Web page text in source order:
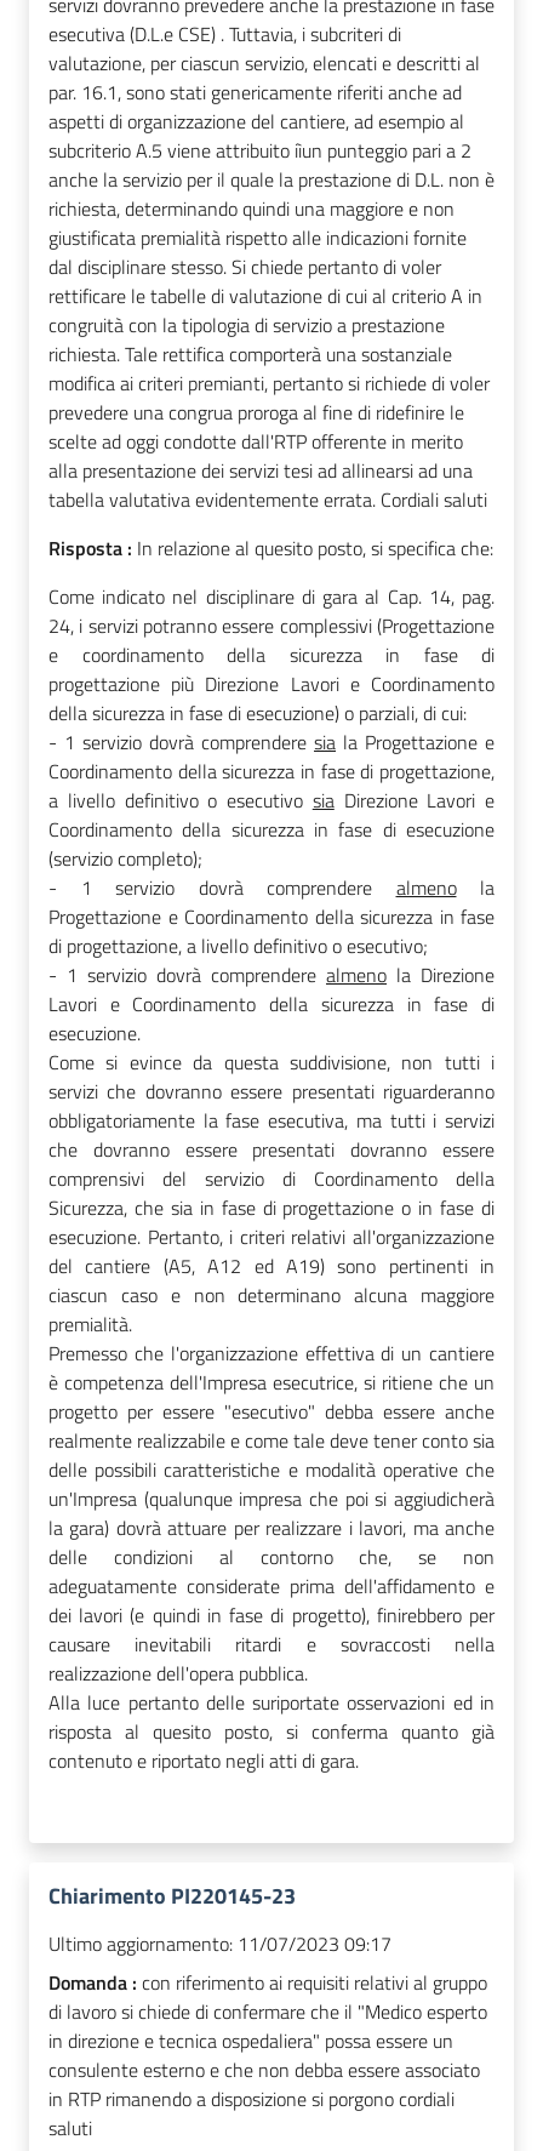
esecutiva (D.L.e CSE) . Tuttavia, i subcriteri di
valutazione, per ciascun servizio, elencati e descritti al
par. 16.1, sono stati genericamente riferiti anche ad
aspetti di organizzazione del cantiere, ad esempio al
subcriterio A.5 viene attribuito iìun punteggio pari a 2
anche la servizio per il quale la prestazione di D.L. non è
richiesta, determinando quindi una maggiore e non
giustificata premialità rispetto alle indicazioni fornite
dal disciplinare stesso. Si chiede pertanto di voler
rettificare le tabelle di valutazione di cui al criterio A in
congruità con la tipologia di servizio a prestazione
richiesta. Tale rettifica comporterà una sostanziale
modifica ai criteri premianti, pertanto si richiede di voler
prevedere una congrua proroga al fine di ridefinire le
scelte ad oggi condotte dall'RTP offerente in merito
alla presentazione dei servizi tesi ad allinearsi ad una
tabella valutativa evidentemente errata. Cordiali saluti
Risposta : In relazione al quesito posto, si specifica che:
Come indicato nel disciplinare di gara al Cap. 14, pag.
24, i servizi potranno essere complessivi (Progettazione
e coordinamento della sicurezza in fase di
progettazione più Direzione Lavori e Coordinamento
della sicurezza in fase di esecuzione) o parziali, di cui:
- 1 servizio dovrà comprendere sia la Progettazione e
Coordinamento della sicurezza in fase di progettazione,
a livello definitivo o esecutivo siaDirezione Lavori e
Coordinamento della sicurezza in fase di esecuzione
(servizio completo);
- 1 servizio dovrà comprendere almeno
la
Progettazione e Coordinamento della sicurezza in fase
di progettazione, a livello definitivo o esecutivo;
- 1 servizio dovrà comprendere almeno la Direzione
Lavori e Coordinamento della sicurezza in fase di
esecuzione.
Come si evince da questa suddivisione, non tutti i
servizi che dovranno essere presentati riguarderanno
obbligatoriamente la fase esecutiva, ma tutti i servizi
che dovranno essere presentati dovranno essere
comprensivi del servizio di Coordinamento della
Sicurezza, che sia in fase di progettazione o in fase di
esecuzione. Pertanto, i criteri relativi all'organizzazione
del cantiere (A5, A12 ed A19) sono pertinenti in
ciascun caso e non determinano alcuna maggiore
premialità.
Premesso che l'organizzazione effettiva di un cantiere
è competenza dell'Impresa esecutrice, si ritiene che un
progetto per essere "esecutivo" debba essere anche
realmente realizzabile e come tale deve tener conto sia
delle possibili caratteristiche e modalità operative che
un'Impresa (qualunque impresa che poi si aggiudicherà
la gara) dovrà attuare per realizzare i lavori, ma anche
delle condizioni al contorno che, se non
adeguatamente considerate prima dell'affidamento e
dei lavori (e quindi in fase di progetto), finirebbero per
causare inevitabili ritardi e sovraccosti nella
realizzazione dell'opera pubblica.
Alla luce pertanto delle suriportate osservazioni ed in
risposta al quesito posto, si conferma quanto già
contenuto e riportato negli atti di gara.
Chiarimento PI220145-23
Ultimo aggiornamento: 11/07/2023 09:17
Domanda : con riferimento ai requisiti relativi al gruppo
di lavoro si chiede di confermare che il "Medico esperto
in direzione e tecnica ospedaliera" possa essere un
consulente esterno e che non debba essere associato
in RTP rimanendo a disposizione si porgono cordiali
saluti